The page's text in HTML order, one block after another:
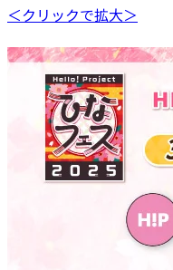
＜クリックで拡大＞